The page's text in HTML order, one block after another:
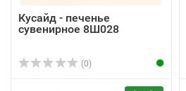
Кусайд - печенье
сувенирное 8Ш028
(0)